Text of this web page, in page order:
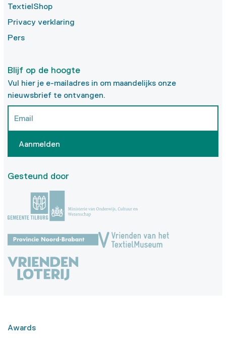
TextielShop
Privacy verklaring
Pers
Blijf op de hoogte
Vul hier je e-mailadres in om maandelijks onze
nieuwsbrief te ontvangen.
Aanmelden
Gesteund door
Awards